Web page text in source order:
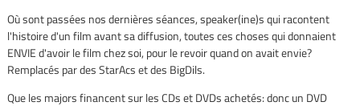
Où sont passées nos dernières séances, speaker(ine)s qui racontent
l'histoire d'un film avant sa diffusion, toutes ces choses qui donnaient
ENVIE d'avoir le film chez soi, pour le revoir quand on avait envie?
Remplacés par des StarAcs et des BigDils.
Que les majors financent sur les CDs et DVDs achetés: donc un DVD